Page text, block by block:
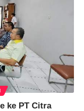
ke PT Citra